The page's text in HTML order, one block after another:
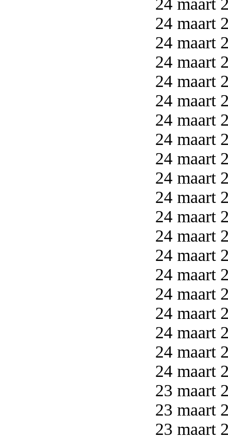
24 maart
24 maart
24 maart
24 maart
24 maart
24 maart
24 maart
24 maart
24 maart
24 maart
24 maart
24 maart
24 maart
24 maart
24 maart
24 maart
24 maart
24 maart
24 maart
24 maart
23 maart
23 maart
23 maart